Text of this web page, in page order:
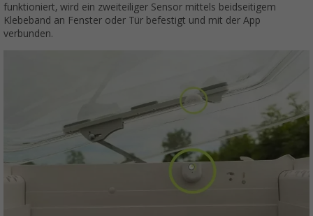
funktioniert, wird ein zweiteiliger Sensor mittels beidseitigem
Klebeband an Fenster oder Tür befestigt und mit der App
verbunden.